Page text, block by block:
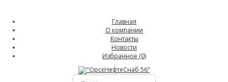
Главная
О компании
Контакты
Новости
Избранное (0)